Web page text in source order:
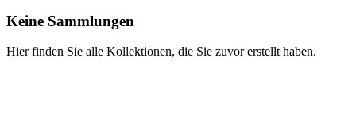
Keine Sammlungen
Hier finden Sie alle Kollektionen, die Sie zuvor erstellt haben.